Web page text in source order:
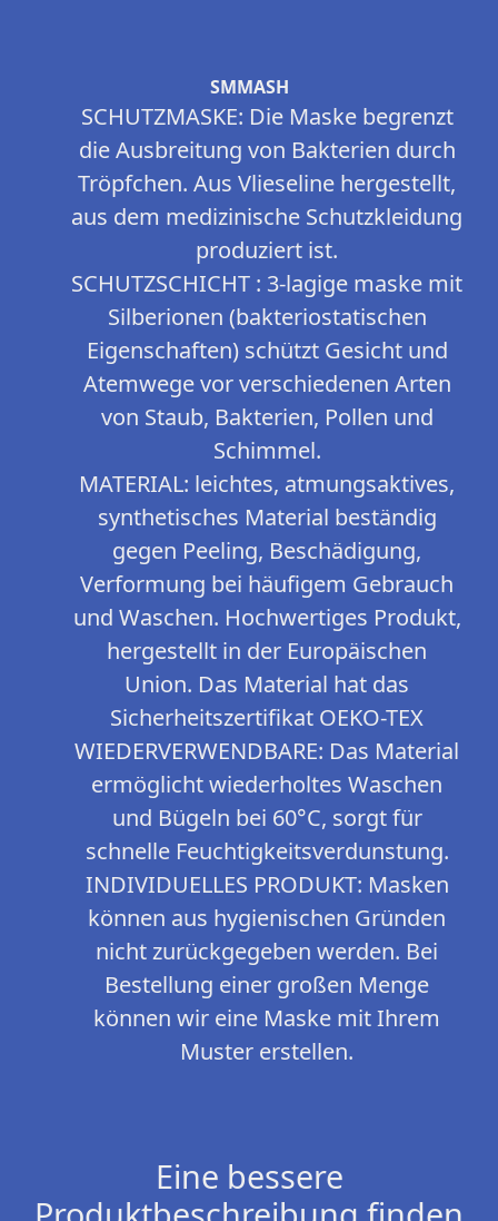
SMMASH
SCHUTZMASKE: Die Maske begrenzt
die Ausbreitung von Bakterien durch
Tröpfchen. Aus Vlieseline hergestellt,
aus dem medizinische Schutzkleidung
produziert ist.
SCHUTZSCHICHT : 3-lagige maske mit
Silberionen (bakteriostatischen
Eigenschaften) schützt Gesicht und
Atemwege vor verschiedenen Arten
von Staub, Bakterien, Pollen und
Schimmel.
MATERIAL: leichtes, atmungsaktives,
synthetisches Material beständig
gegen Peeling, Beschädigung,
Verformung bei häufigem Gebrauch
und Waschen. Hochwertiges Produkt,
hergestellt in der Europäischen
Union. Das Material hat das
Sicherheitszertifikat OEKO-TEX
WIEDERVERWENDBARE: Das Material
ermöglicht wiederholtes Waschen
und Bügeln bei 60°C, sorgt für
schnelle Feuchtigkeitsverdunstung.
INDIVIDUELLES PRODUKT: Masken
können aus hygienischen Gründen
nicht zurückgegeben werden. Bei
Bestellung einer großen Menge
können wir eine Maske mit Ihrem
Muster erstellen.
Eine bessere